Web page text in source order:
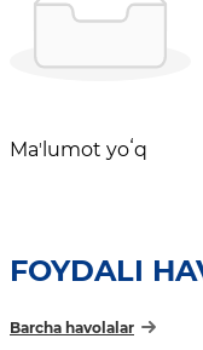
Maʼlumot yoʻq
FOYDALI
Barcha havolalar